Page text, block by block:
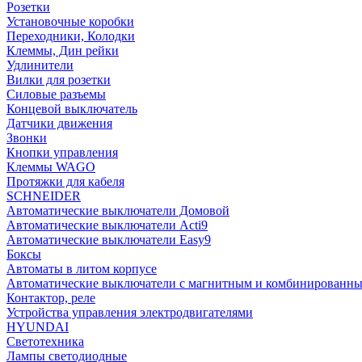
Розетки
Установочные коробки
Переходники, Колодки
Клеммы, Дин рейки
Удлинители
Вилки для розетки
Силовые разъемы
Концевой выключатель
Датчики движения
Звонки
Кнопки управления
Клеммы WAGO
Протяжки для кабеля
SCHNEIDER
Автоматические выключатели Домовой
Автоматические выключатели Acti9
Автоматические выключатели Easy9
Боксы
Автоматы в литом корпусе
Автоматические выключатели с магнитным и
Контактор, реле
Устройства управления электродвигателями
HYUNDAI
Светотехника
Лампы светодиодные